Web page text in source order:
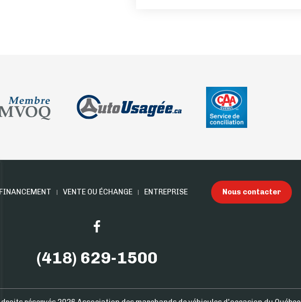
FINANCEMENT VENTE OU ÉCHANGE ENTREPRISE Nous contacter
(418) 629-1500